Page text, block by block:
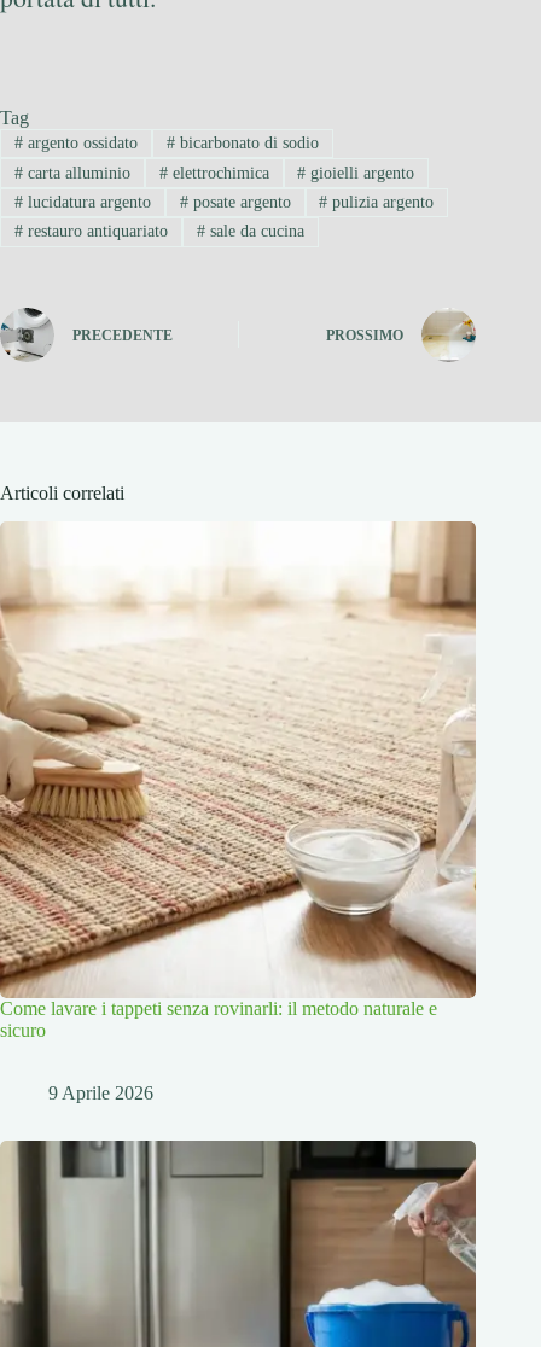
Tag
#argento ossidato #bicarbonato di sodio
#carta alluminio #elettrochimica # gioielli argento
#lucidatura argento #posate argento # pulizia argento
#restauro antiquariato #sale da cucina
PRECEDENTE PROSSIMO
Articoli correlati
Come lavare i tappeti senza rovinarli: il metodo naturale e
sicuro
9 Aprile 2026